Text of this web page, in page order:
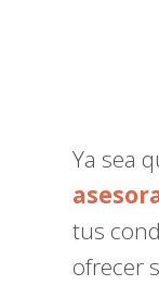
Ya sea
tus
ofrecer